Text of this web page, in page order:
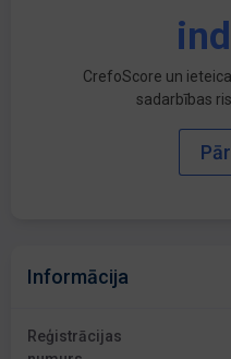
CrefoScore un
sadarbības
Informācija
Reģistrācijas